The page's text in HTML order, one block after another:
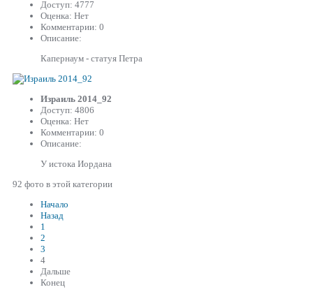
Доступ: 4777
Оценка: Нет
Комментарии: 0
Описание:
Капернаум - статуя Петра
Израиль 2014_92
Доступ: 4806
Оценка: Нет
Комментарии: 0
Описание:
У истока Иордана
92 фото в этой категории
Начало
Назад
1
2
3
4
Дальше
Конец